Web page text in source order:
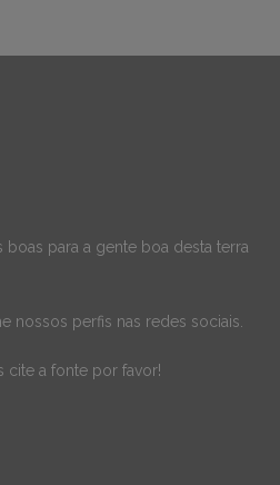
para a gente boa desta terra
nossos perfis nas redes sociais.
cite a fonte por favor!